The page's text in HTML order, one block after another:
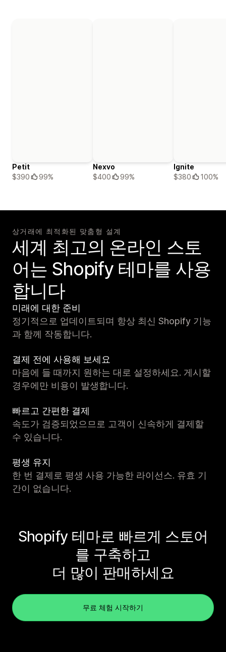
Petit
$390
99%
Nexvo
$400
99%
Ignite
$380
100%
상거래에 최적화된 맞춤형 설계
세계 최고의 온라인 스토
어는 Shopify 테마를 사용
합니다
미래에 대한 준비
정기적으로 업데이트되며 항상 최신 Shopify 기능
과 함께 작동합니다.
결제 전에 사용해 보세요
마음에 들 때까지 원하는 대로 설정하세요. 게시할
경우에만 비용이 발생합니다.
빠르고 간편한 결제
속도가 검증되었으므로 고객이 신속하게 결제할
수 있습니다.
평생 유지
한 번 결제로 평생 사용 가능한 라이선스. 유효 기
간이 없습니다.
Shopify 테마로 빠르게 스토어
를 구축하고
더 많이 판매하세요
무료 체험 시작하기